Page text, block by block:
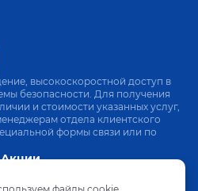
Акции
Оплата
высокоскоростной доступ в
безопасности. Для получения
и стоимости указанных услуг,
отдела клиентского
формы связи или по